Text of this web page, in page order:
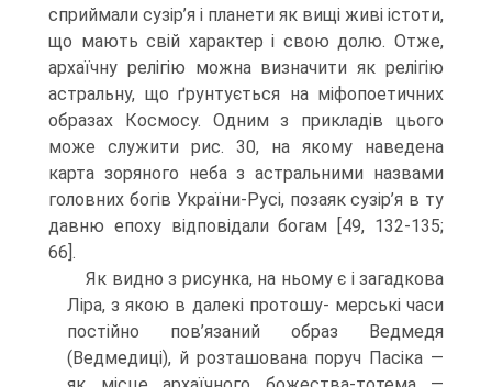
сприймали сузір’я і планети як вищі живі істоти,
що мають свій характер і свою долю. Отже,
архаїчну релігію можна визначити як релігію
астральну, що ґрунтується на міфопоетичних
образах Кос­мосу. Одним з прикладів цього
може служити рис. 30, на якому наведена
карта зоряного неба з астральними назвами
головних богів України-Русі, позаяк сузір’я в ту
давню епоху відповідали богам [49, 132-135;
66].
Як видно з рисунка, на ньому є і загадкова
Ліра, з якою в далекі протошу- мерські часи
постійно пов’язаний образ Ведмедя
(Ведмедиці), й розташована поруч Пасіка —